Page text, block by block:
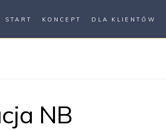
START KONCEPT DLA KLIENTÓW
NB